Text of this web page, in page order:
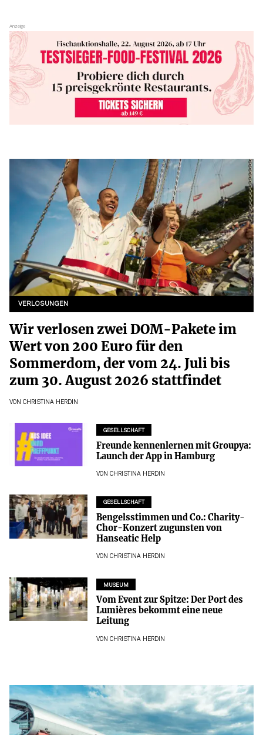
VERLOSUNGEN
Wir verlosen zwei DOM-Pakete im
Wert von 200 Euro für den
Sommerdom, der vom 24. Juli bis
zum 30. August 2026 stattfindet
VON CHRISTINA HERDIN
GESELLSCHAFT
Freunde kennenlernen mit Groupya:
Launch der App in Hamburg
VON CHRISTINA HERDIN
GESELLSCHAFT
Bengelsstimmen und Co.: Charity-
Chor-Konzert zugunsten von
Hanseatic Help
VON CHRISTINA HERDIN
MUSEUM
Vom Event zur Spitze: Der Port des
Lumières bekommt eine neue
Leitung
VON CHRISTINA HERDIN